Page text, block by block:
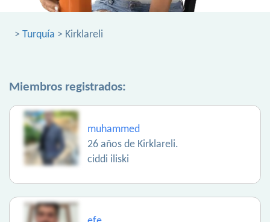
> Turquía > Kirklareli
Miembros registrados:
muhammed
26 años de Kirklareli.
ciddi iliski